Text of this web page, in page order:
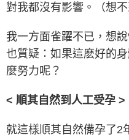
對我都沒有影響。（想
我一方面雀躍不已，想
也質疑：如果這麽好的
麼努力呢？
< 順其自然到人工受孕 >
就這樣順其自然備孕了2